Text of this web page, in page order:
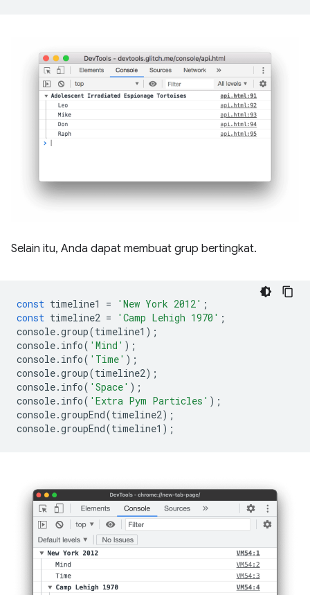
Selain itu, Anda dapat membuat grup bertingkat.
const timeline1 = 'New York 2012' ;
const timeline2 = 'Camp Lehigh 1970' ;
console.group(timeline1 );
console. info( 'Mind' );
console. info( 'Time' );
console.group(timeline2);
console. info( 'Space' );
console. info( 'Extra Pym Particles' );
console.groupEnd(timeline2);
console.groupEnd(timeline1 );